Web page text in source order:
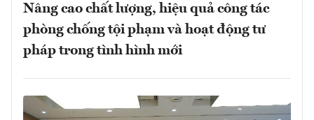
Nâng cao chất lượng, hiệu quả công tác
phòng chống tội phạm và hoạt động tư
pháp trong tình hình mới